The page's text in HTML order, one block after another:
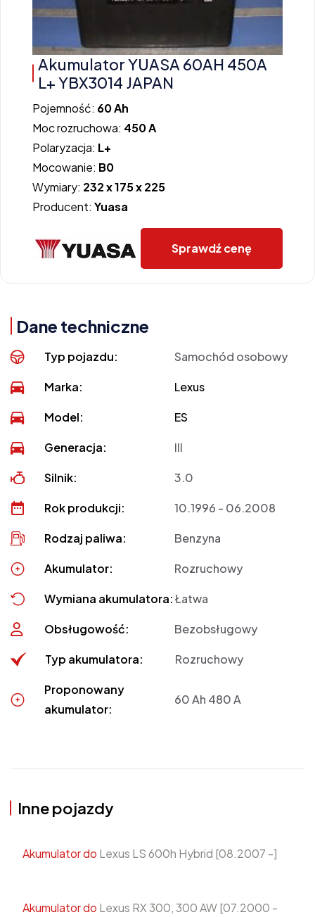
Akumulator YUASA 60AH 450A
L+ YBX3014 JAPAN
Pojemność: 60 Ah
Moc rozruchowa: 450 A
Polaryzacja: L+
Mocowanie: B0
Wymiary: 232 x 175 x 225
Producent: Yuasa
Sprawdź cenę
Dane techniczne
Typ pojazdu: Samochód osobowy
Marka: Lexus
Model: ES
Generacja: III
Silnik: 3.0
Rok produkcji: 10.1996 - 06.2008
Rodzaj paliwa: Benzyna
Akumulator: Rozruchowy
Wymiana akumulatora:Łatwa
Obsługowość: Bezobsługowy
Typ akumulatora: Rozruchowy
Proponowany
akumulator:
60 Ah 480 A
Inne pojazdy
Akumulator do Lexus LS 600h Hybrid [08.2007 -]
Akumulator do Lexus RX 300, 300 AW [07.2000 -